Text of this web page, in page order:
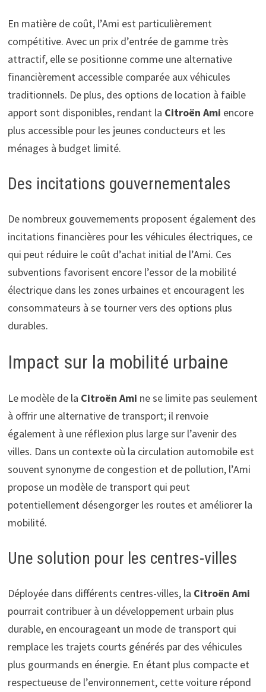
En matière de coût, l’Ami est particulièrement
compétitive. Avec un prix d’entrée de gamme très
attractif, elle se positionne comme une alternative
financièrement accessible comparée aux véhicules
traditionnels. De plus, des options de location à faible
apport sont disponibles, rendant la Citroën Ami encore
plus accessible pour les jeunes conducteurs et les
ménages à budget limité.
Des incitations gouvernementales
De nombreux gouvernements proposent également des
incitations financières pour les véhicules électriques, ce
qui peut réduire le coût d’achat initial de l’Ami. Ces
subventions favorisent encore l’essor de la mobilité
électrique dans les zones urbaines et encouragent les
consommateurs à se tourner vers des options plus
durables.
Impact sur la mobilité urbaine
Le modèle de la Citroën Ami ne se limite pas seulement
à offrir une alternative de transport; il renvoie
également à une réflexion plus large sur l’avenir des
villes. Dans un contexte où la circulation automobile est
souvent synonyme de congestion et de pollution, l’Ami
propose un modèle de transport qui peut
potentiellement désengorger les routes et améliorer la
mobilité.
Une solution pour les centres-villes
Déployée dans différents centres-villes, la Citroën Ami
pourrait contribuer à un développement urbain plus
durable, en encourageant un mode de transport qui
remplace les trajets courts générés par des véhicules
plus gourmands en énergie. En étant plus compacte et
respectueuse de l’environnement, cette voiture répond